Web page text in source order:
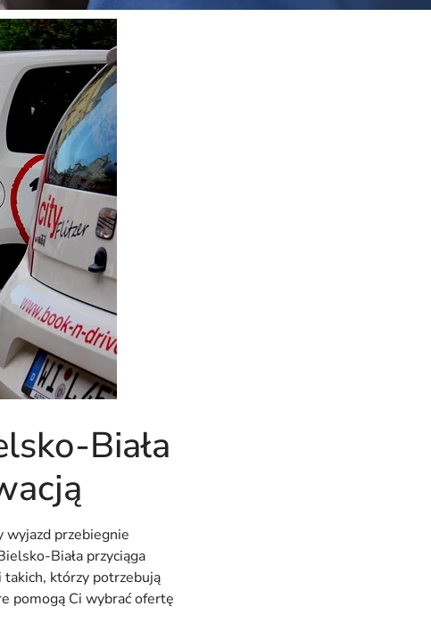
Biała
wyjazd przebiegnie
Biała przyciąga
takich, którzy potrzebują
pomogą Ci wybrać ofertę